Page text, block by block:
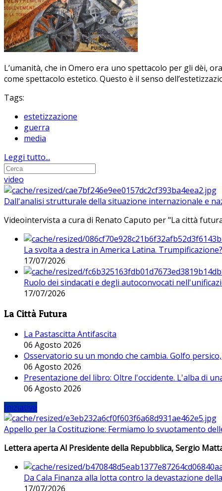
L’umanità, che in Omero era uno spettacolo per gli dèi,
come spettacolo estetico. Questo è il senso
Tags:
estetizzazione
guerra
media
Leggi tutto...
video
Dall'analisi strutturale della situazione internazionale e
Videointervista a cura di Renato Caputo per "La città
La svolta a destra in America Latina. Trumpificazione?
17/07/2026
Ruolo dei sindacati e degli autoconvocati
17/07/2026
La Città Futura
La Pastascitta Antifascita
06 Agosto 2026
Osservatorio su un mondo che cambia. Golfo
06 Agosto 2026
Presentazione del libro: Oltre l'occidente. L'alba di
06 Agosto 2026
Iniziative
Appello per la Costituzione: Fermiamo lo svuotamento
Lettera aperta Al Presidente della Repubblica, Sergio
Da Cala Finanza alla lotta contro la devastazione
17/07/2026